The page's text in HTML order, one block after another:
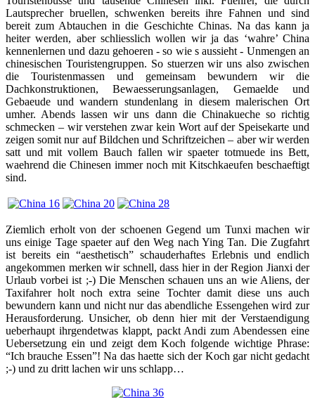
Lautsprecher bruellen, schwenken bereits ihre Fahnen und sind
bereit zum Abtauchen in die Geschichte Chinas. Na das kann ja
heiter werden, aber schliesslich wollen wir ja das ‘wahre’ China
kennenlernen und dazu gehoeren - so wie s aussieht - Unmengen an
chinesischen Touristengruppen. So stuerzen wir uns also zwischen
die Touristenmassen und gemeinsam bewundern wir die
Dachkonstruktionen, Bewaesserungsanlagen, Gemaelde und
Gebaeude und wandern stundenlang in diesem malerischen Ort
umher. Abends lassen wir uns dann die Chinakueche so richtig
schmecken – wir verstehen zwar kein Wort auf der Speisekarte und
zeigen somit nur auf Bildchen und Schriftzeichen – aber wir werden
satt und mit vollem Bauch fallen wir spaeter totmuede ins Bett,
waehrend die Chinesen immer noch mit Kitschkaeufen beschaeftigt
sind.
Ziemlich erholt von der schoenen Gegend um Tunxi machen wir
uns einige Tage spaeter auf den Weg nach Ying Tan. Die Zugfahrt
ist bereits ein “aesthetisch” schauderhaftes Erlebnis und endlich
angekommen merken wir schnell, dass hier in der Region Jianxi der
Urlaub vorbei ist ;-) Die Menschen schauen uns an wie Aliens, der
Taxifahrer holt noch extra seine Tochter damit diese uns auch
bewundern kann und nicht nur das abendliche Essengehen wird zur
Herausforderung. Unsicher, ob denn hier mit der Verstaendigung
ueberhaupt ihrgendetwas klappt, packt Andi zum Abendessen eine
Uebersetzung ein und zeigt dem Koch folgende wichtige Phrase:
“Ich brauche Essen”! Na das haette sich der Koch gar nicht gedacht
;-) und zu dritt lachen wir uns schlapp…